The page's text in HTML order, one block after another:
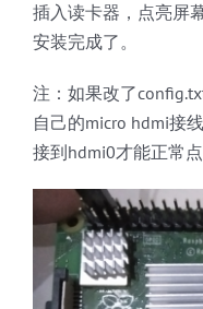
插入读卡器，点亮屏
安装完成了。
注：如果改了
自己的micro hdmi接
接到hdmi0才能正常